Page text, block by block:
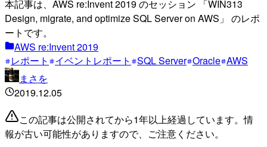
本記事は、AWS re:Invent 2019 のセッション 「WIN313
Design, migrate, and optimize SQL Server on AWS」 のレポ
ートです。
AWS re:Invent 2019
レポート
イベントレポート SQL Server Oracle AWS
まさを
2019.12.05
この記事は公開されてから1年以上経過しています。情
報が古い可能性がありますので、ご注意ください。